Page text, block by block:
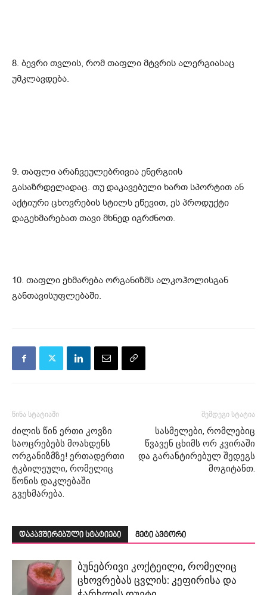
8. ბევრი თვლის, რომ თაფლი მტვრის ალერგიასაც
უმკლავდება.
9. თაფლი არაჩვეულებრივია ენერგიის
გასაზრდელადაც. თუ დაკავებული ხართ სპორტით ან
აქტიური ცხოვრების სტილს ეწევით, ეს პროდუქტი
დაგეხმარებათ თავი მხნედ იგრძნოთ.
10. თაფლი ეხმარება ორგანიზმს ალკოჰოლისგან
განთავისუფლებაში.
წინა სტატიაში
ძილის წინ ერთი კოვზი
საოცრებებს მოახდენს
ორგანიზმზე! ერთადერთი
ტკბილეული, რომელიც
წონის დაკლებაში
გვეხმარება.
შემდეგი სტატია
სასმელები, რომლებიც
წვავენ ცხიმს ორ კვირაში
და გარანტირებულ შედეგს
მოგიტანთ.
დაკავშირებული სტატიები მეტი ავტორი
ბუნებრივი კოქტეილი, რომელიც
ცხოვრებას ცვლის: კეფირისა და